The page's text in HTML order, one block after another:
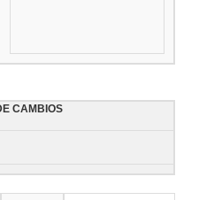
CAMBIOS